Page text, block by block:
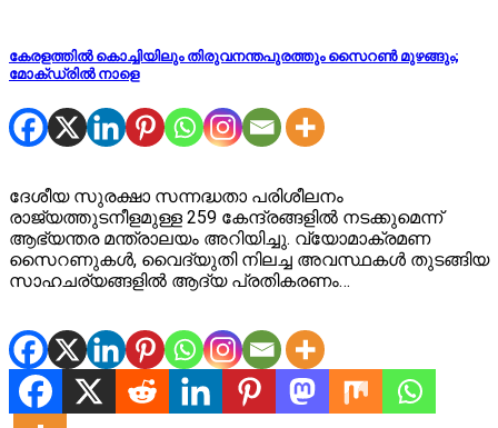
കേരളത്തിൽ കൊച്ചിയിലും തിരുവനന്തപുരത്തും സൈറൺ മുഴങ്ങും;
മോക്ഡ്രിൽ നാളെ
ദേശീയ സുരക്ഷാ സന്നദ്ധതാ പരിശീലനം
രാജ്യത്തുടനീളമുള്ള 259 കേന്ദ്രങ്ങളിൽ നടക്കുമെന്ന്
ആഭ്യന്തര മന്ത്രാലയം അറിയിച്ചു. വ്യോമാക്രമണ
സൈറണുകൾ, വൈദ്യുതി നിലച്ച അവസ്ഥകൾ തുടങ്ങിയ
സാഹചര്യങ്ങളിൽ ആദ്യ പ്രതികരണം…